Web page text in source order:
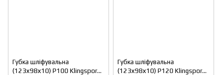
Губка шліфувальна
(123х98х10) P100 Klingspor
Губка шліфувальна
(123х98х10) P120 Klingspor